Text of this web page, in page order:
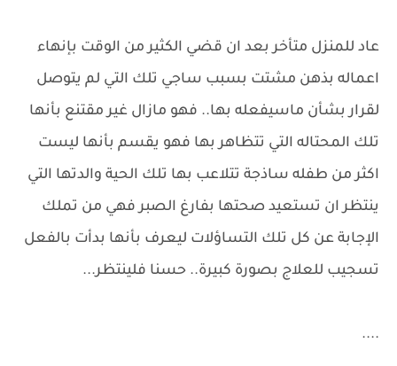
عاد للمنزل متأخر بعد ان قضي الكثير من الوقت بإنهاء
اعماله بذهن مشتت بسبب ساجي تلك التي لم يتوصل
لقرار بشأن ماسيفعله بها.. فهو مازال غير مقتنع بأنها
تلك المحتاله التي تتظاهر بها فهو يقسم بأنها ليست
اكثر من طفله ساذجة تتلاعب بها تلك الحية والدتها التي
ينتظر ان تستعيد صحتها بفارغ الصبر فهي من تملك
الإجابة عن كل تلك التساؤلات ليعرف بأنها بدأت بالفعل
تسجيب للعلاج بصورة كبيرة.. حسنا فلينتظر...
....